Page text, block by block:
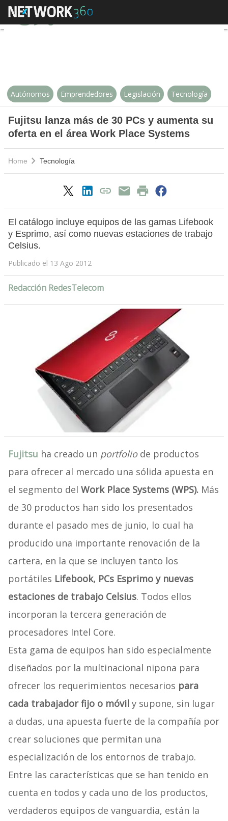
Fujitsu lanza más de 30 PCs y
Autónomos Emprendedores Legislación Tecnología
Fujitsu lanza más de 30 PCs y aumenta su
oferta en el área Work Place Systems
Home Tecnología
El catálogo incluye equipos de las gamas Lifebook
y Esprimo, así como nuevas estaciones de trabajo
Celsius.
Publicado el 13 Ago 2012
Redacción RedesTelecom
Fujitsu ha creado un portfoliode productos
para ofrecer al mercado una sólida apuesta en
el segmento del Work Place Systems (WPS).Más
de 30 productos han sido los presentados
durante el pasado mes de junio, lo cual ha
producido una importante renovación de la
cartera, en la que se incluyen tanto los
portátiles Lifebook, PCs Esprimo y nuevas
estaciones de trabajo Celsius. Todos ellos
incorporan la tercera generación de
procesadores Intel Core.
Esta gama de equipos han sido especialmente
diseñados por la multinacional nipona para
ofrecer los requerimientos necesarios para
cada trabajador fijo o móvily supone, sin lugar
a dudas, una apuesta fuerte de la compañía por
crear soluciones que permitan una
especialización de los entornos de trabajo.
Entre las características que se han tenido en
cuenta en todos y cada uno de los productos,
verdaderos equipos de vanguardia, están la